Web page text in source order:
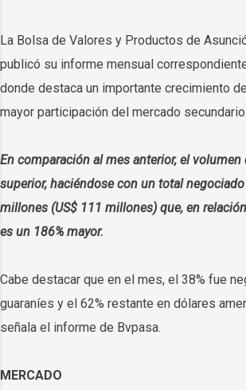
La Bolsa de Valores y Productos de
publicó su informe mensual
donde destaca un importante crecimiento
mayor participación del mercado secundario.
En comparación al mes anterior, el volumen
superior, haciéndose con un total
millones (US$ 111 millones) que, en
es un 186% mayor.
Cabe destacar que en el mes, el 38% fue
guaraníes y el 62% restante en dólares
señala el informe de Bvpasa.
MERCADO